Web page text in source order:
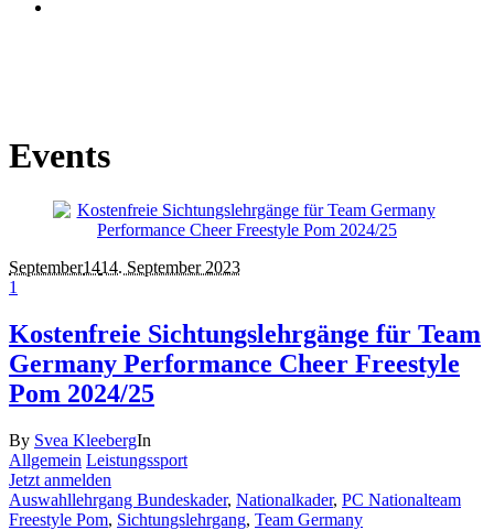
Events
September1414. September 2023
1
Kostenfreie Sichtungslehrgänge für Team
Germany Performance Cheer Freestyle
Pom 2024/25
By Svea KleebergIn
Allgemein Leistungssport
Jetzt anmelden
Auswahllehrgang Bundeskader, Nationalkader, PC Nationalteam
Freestyle Pom, Sichtungslehrgang, Team Germany